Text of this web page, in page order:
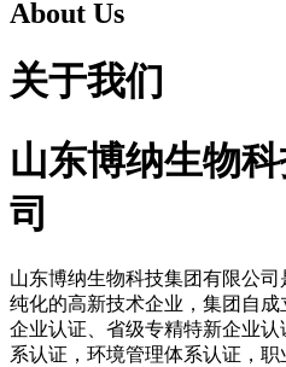
About Us
关于我们
山东博纳生物
司
山东博纳生物科技集团有限公司
纯化的高新技术企业，集团自
企业认证、省级专精特新企业
系认证，环境管理体系认证，